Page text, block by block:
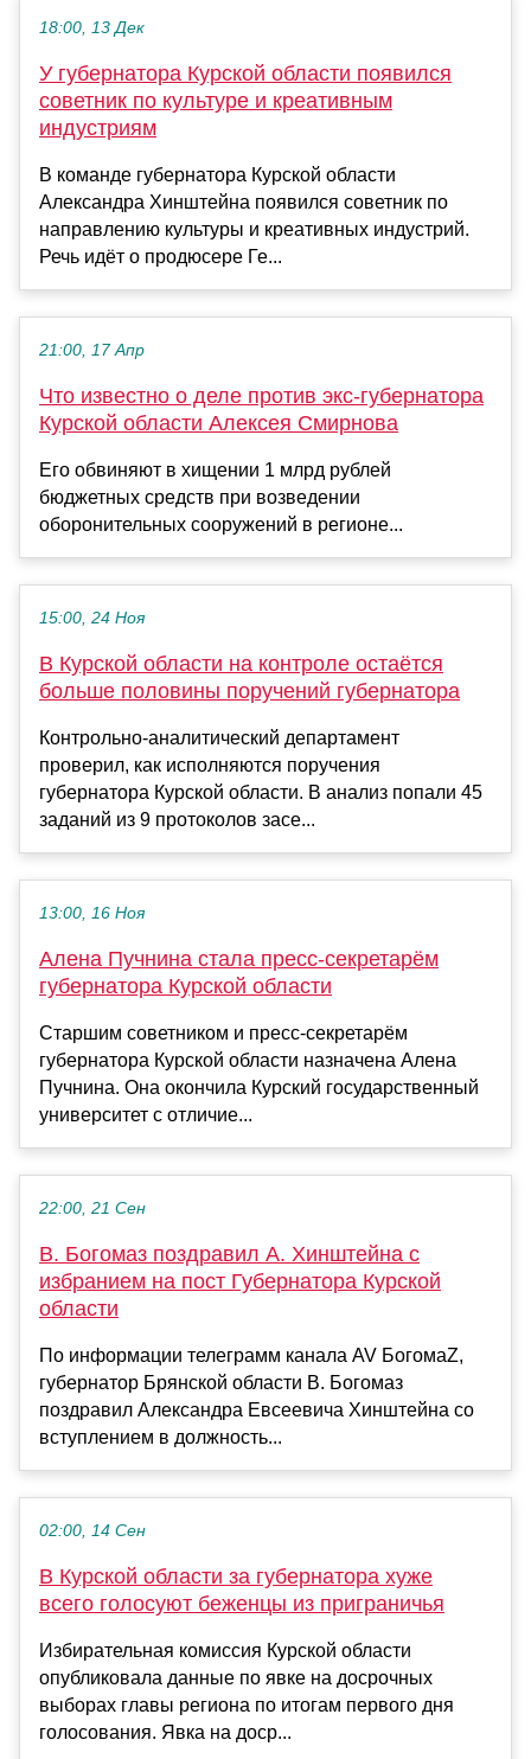
18:00, 13 Дек
У губернатора Курской области появился
советник по культуре и креативным
индустриям
В команде губернатора Курской области
Александра Хинштейна появился советник по
направлению культуры и креативных индустрий.
Речь идёт о продюсере Ге...
21:00, 17 Апр
Что известно о деле против экс-губернатора
Курской области Алексея Смирнова
Его обвиняют в хищении 1 млрд рублей
бюджетных средств при возведении
оборонительных сооружений в регионе...
15:00, 24 Ноя
В Курской области на контроле остаётся
больше половины поручений губернатора
Контрольно-аналитический департамент
проверил, как исполняются поручения
губернатора Курской области. В анализ попали 45
заданий из 9 протоколов засе...
13:00, 16 Ноя
Алена Пучнина стала пресс-секретарём
губернатора Курской области
Старшим советником и пресс-секретарём
губернатора Курской области назначена Алена
Пучнина. Она окончила Курский государственный
университет с отличие...
22:00, 21 Сен
В. Богомаз поздравил А. Хинштейна с
избранием на пост Губернатора Курской
области
По информации телеграмм канала AV БогомаZ,
губернатор Брянской области В. Богомаз
поздравил Александра Евсеевича Хинштейна со
вступлением в должность...
02:00, 14 Сен
В Курской области за губернатора хуже
всего голосуют беженцы из приграничья
Избирательная комиссия Курской области
опубликовала данные по явке на досрочных
выборах главы региона по итогам первого дня
голосования. Явка на доср...